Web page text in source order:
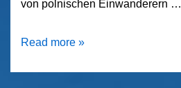
von polnischen Einwanderern …
Apfel
Read more »